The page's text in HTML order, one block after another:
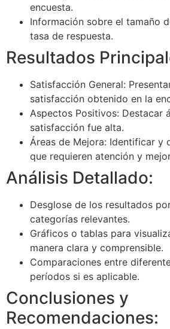
encuesta.
Información sobre el tamaño
tasa de respuesta.
Resultados
Satisfacción General:
satisfacción obtenido en la
Aspectos Positivos: Destacar
satisfacción fue alta.
Áreas de Mejora: Identificar y
que requieren atención y
Análisis Detallado:
Desglose de los resultados
categorías relevantes.
Gráficos o tablas para
manera clara y comprensible.
Comparaciones entre
períodos si es aplicable.
Conclusiones y
Recomendaciones: